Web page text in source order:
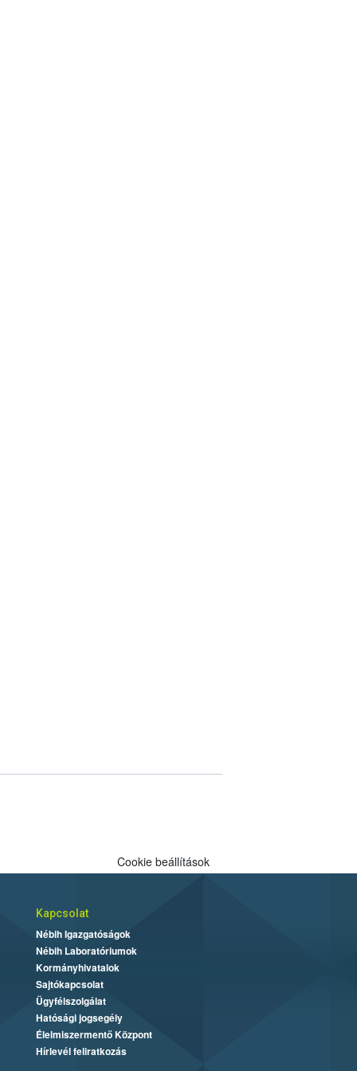
Cookie beállítások
Kapcsolat
Nébih Igazgatóságok
Nébih Laboratóriumok
Kormányhivatalok
Sajtókapcsolat
Ügyfélszolgálat
Hatósági jogsegély
Élelmiszermentő Központ
Hírlevél feliratkozás